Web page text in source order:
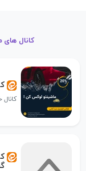
کانال های
کانال